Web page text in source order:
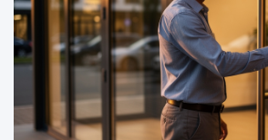
i
a
ł
e
y